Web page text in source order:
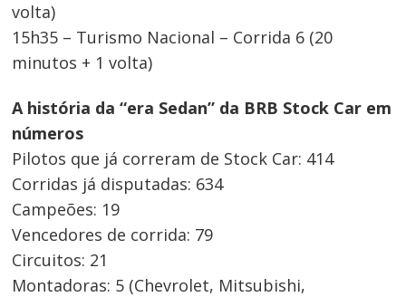
volta)
15h35 – Turismo Nacional – Corrida 6 (20
minutos + 1 volta)
A história da “era Sedan” da BRB Stock Car em
números
Pilotos que já correram de Stock Car: 414
Corridas já disputadas: 634
Campeões: 19
Vencedores de corrida: 79
Circuitos: 21
Montadoras: 5 (Chevrolet, Mitsubishi,